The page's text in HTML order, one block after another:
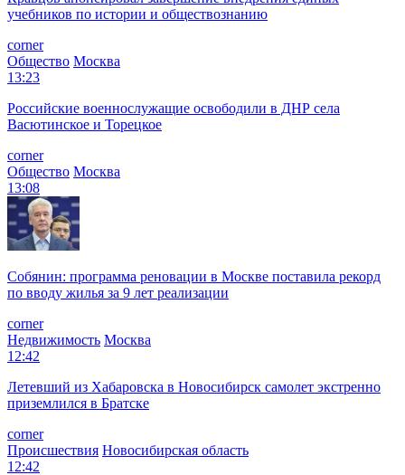
учебников по истории и обществознанию
corner
Общество Москва
13:23
Российские военнослужащие освободили в ДНР села
Васютинское и Торецкое
corner
Общество Москва
13:08
Собянин: программа реновации в Москве поставила рекорд
по вводу жилья за 9 лет реализации
corner
Недвижимость Москва
12:42
Летевший из Хабаровска в Новосибирск самолет экстренно
приземлился в Братске
corner
Происшествия Новосибирская область
12:42